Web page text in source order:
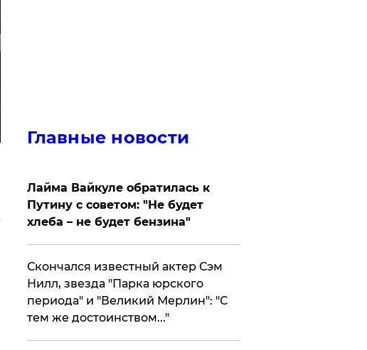
Главные новости
Лайма Вайкуле обратилась к
Путину с советом: "Не будет
хлеба – не будет бензина"
Скончался известный актер Сэм
Нилл, звезда "Парка юрского
периода" и "Великий Мерлин": "С
тем же достоинством..."